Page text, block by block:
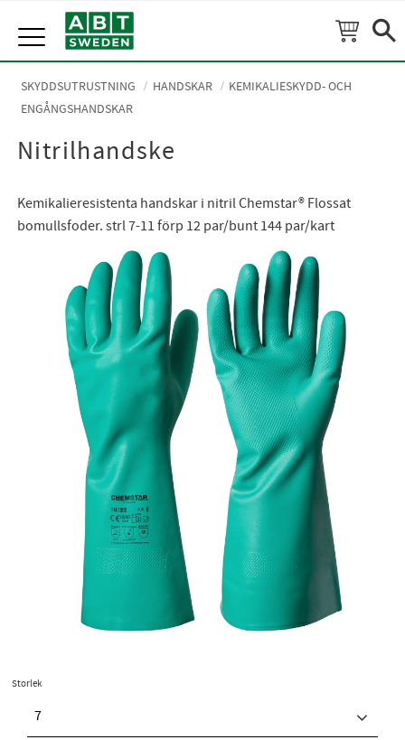
Meny
SKYDDSUTRUSTNING HANDSKAR
KEMIKALIESKYDD- OCH
ENGÅNGSHANDSKAR
Nitrilhandske
Kemikalieresistenta handskar i nitril Chemstar® Flossat
bomullsfoder. strl 7-11 förp 12 par/bunt 144 par/kart
Storlek
7